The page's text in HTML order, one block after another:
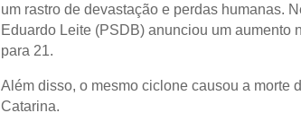
um rastro de devastação e perdas humanas.
Eduardo Leite (PSDB) anunciou um aumento
para 21.
Além disso, o mesmo ciclone causou a morte
Catarina.